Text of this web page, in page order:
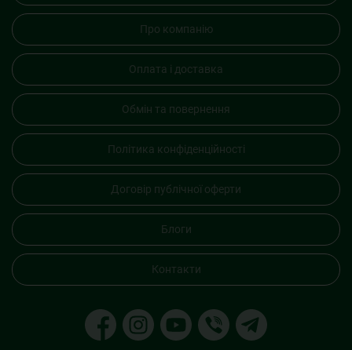
Про компанію
Оплата і доставка
Обмін та повернення
Політика конфіденційності
Договір публічної оферти
Блоги
Контакти